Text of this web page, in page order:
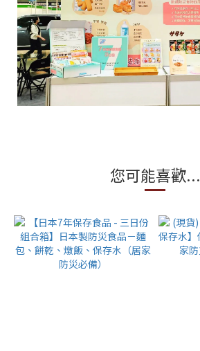
您可能喜歡...